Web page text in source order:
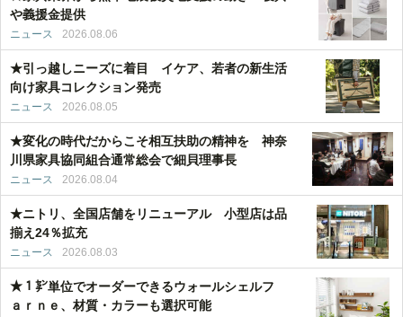
や義援金提供
ニュース 2026.08.06
★引っ越しニーズに着目 イケア、若者の新生活
向け家具コレクション発売
ニュース 2026.08.05
★変化の時代だからこそ相互扶助の精神を 神奈
川県家具協同組合通常総会で細貝理事長
ニュース 2026.08.04
★ニトリ、全国店舗をリニューアル 小型店は品
揃え24％拡充
ニュース 2026.08.03
★１㌢単位でオーダーできるウォールシェルフ
ａｒｎｅ、材質・カラーも選択可能